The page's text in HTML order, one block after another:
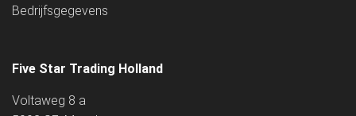
Bedrijfsgegevens
Five Star Trading Holland
Voltaweg 8 a